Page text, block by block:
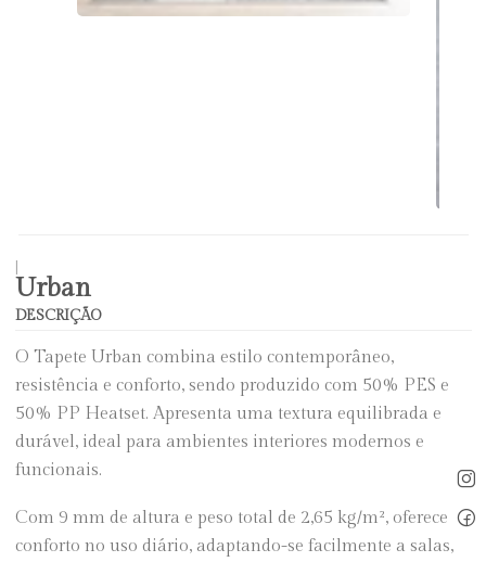
Urban
DESCRIÇÃO
O Tapete Urban combina estilo contemporâneo,
resistência e conforto, sendo produzido com 50% PES e
50% PP Heatset. Apresenta uma textura equilibrada e
durável, ideal para ambientes interiores modernos e
funcionais.
Com 9 mm de altura e peso total de 2,65 kg/m², oferece
conforto no uso diário, adaptando-se facilmente a salas,